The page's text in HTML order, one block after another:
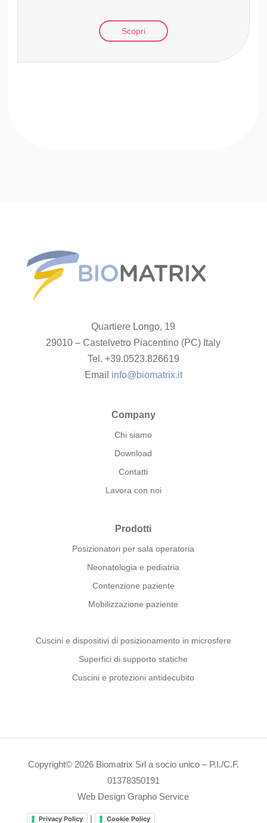
Scopri
Quartiere Longo, 19
29010 – Castelvetro Piacentino (PC) Italy
Tel. +39.0523.826619
Email info@biomatrix.it
Company
Chi siamo
Download
Contatti
Lavora con noi
Prodotti
Posizionatori per sala operatoria
Neonatologia e pediatria
Contenzione paziente
Mobilizzazione paziente
Cuscini e dispositivi di posizionamento in microsfere
Superfici di supporto statiche
Cuscini e protezioni antidecubito
Copyright© 2026 Biomatrix Srl a socio unico – P.I./C.F.
01378350191
Web Design Grapho Service
Privacy Policy | Cookie Policy